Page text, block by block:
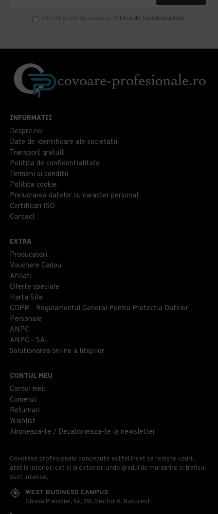
Am citit şi sunt de acord cu Politica de Confidentialitate
INFORMATII
Despre noi
Date de identificare ale societatii
Transport gratuit
Politica de confidentialitate
Termeni si conditii
Politica cookie
Prelucrarea datelor cu caracter personal
Certificari ISO
Contact
EXTRA
Producatori
Vouchere Cadou
Afiliati
Oferte speciale
Harta Site
GDPR - Regulamentul General Pentru Protectia Datelor
Personale
ANPC
ANPC - SAL
Solutionarea online a litigiilor
CONTUL MEU
Contul meu
Comenzi
Returnari
Wishlist
Aboneaza-te / Dezaboneaza-te la newsletter
Covorase profesionale concepute astfel incat sa reziste uzurii,
atat la interior, cat si la exterior, unde gradul de murdarire si traficul
sunt intense.
WEST BUSINESS CAMPUS
Strada Preciziei, Nr, 3W, Sector 6, Bucuresti